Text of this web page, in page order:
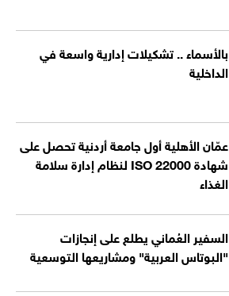
بالأسماء .. تشكيلات إدارية واسعة في
الداخلية
عمّان الأهلية أول جامعة أردنية تحصل على
شهادة ISO 22000 لنظام إدارة سلامة
الغذاء
السفير العُماني يطلع على إنجازات
"البوتاس العربية" ومشاريعها التوسعية